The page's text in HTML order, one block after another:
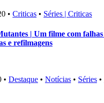
• Criticas • Séries | Criticas
| Um filme com falhas
e refilmagens
• Destaque • Notícias • Séries •